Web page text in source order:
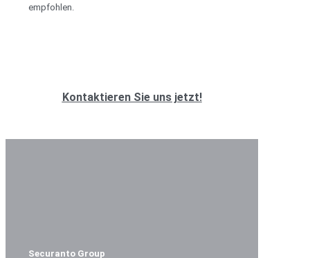
empfohlen.
Kontaktieren Sie uns jetzt!
Securanto Group